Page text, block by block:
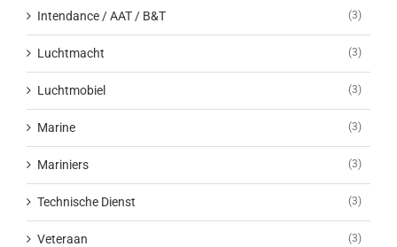
Intendance / AAT / B&T (3)
Luchtmacht (3)
Luchtmobiel (3)
Marine (3)
Mariniers (3)
Technische Dienst (3)
Veteraan (3)